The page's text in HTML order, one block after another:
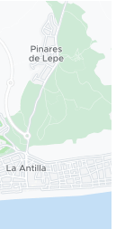
אנשים עם
חדרים ללא לעשן
ללא-עישון בכל
אין כניסה
בריאות
בר-בריכה